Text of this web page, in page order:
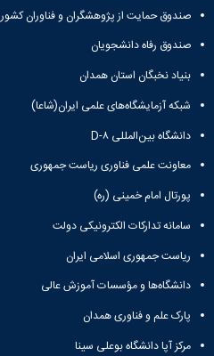
صندوق حمایت از پژوهشگران و فناوران کشور
صندوق رفاه دانشجویان
بنیاد نخبگان استان همدان
شبکه آزمایشگاه‌های علمی ایران(شاعا)
دانشگاه بین‌المللی D-۸
معاونت علمی فناوری ریاست جمهوری
پورتال امام خمینی (ره)
سامانه تدارکات الکترونیکی دولت
ریاست جمهوری اسلامی ایران
دانشگاه‌ها و مؤسسات آموزش عالی
پارک علم و فناوری همدان
مرکز آپا دانشگاه بوعلی سینا